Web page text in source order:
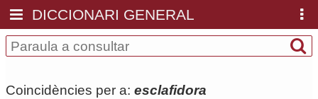
DICCIONARI GENERAL
Coincidències per a: esclafidora